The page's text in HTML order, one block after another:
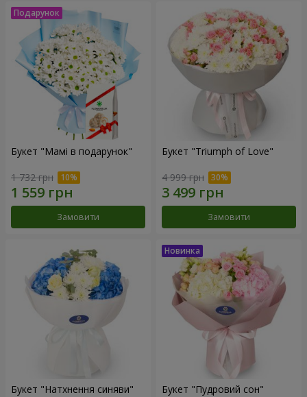
Букет "Мамі в подарунок"
1 732 грн
Замовити
Букет "Triumph of Love"
4 999 грн
Замовити
Букет "Натхнення синяви" Букет "Пудровий сон"